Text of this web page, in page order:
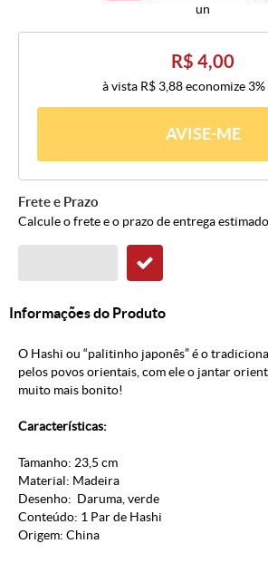
un
R$ 4,00
à vista R$ 3,88economize 3%
AVISE-ME
Frete e Prazo
Calcule o frete e o prazo de entrega
Informações do Produto
O Hashi ou “palitinho japonês” é o
pelos povos orientais, com ele o jantar
muito mais bonito!
Características:
Tamanho: 23,5 cm
Material: Madeira
Desenho: Daruma, verde
Conteúdo: 1 Par de Hashi
Origem: China